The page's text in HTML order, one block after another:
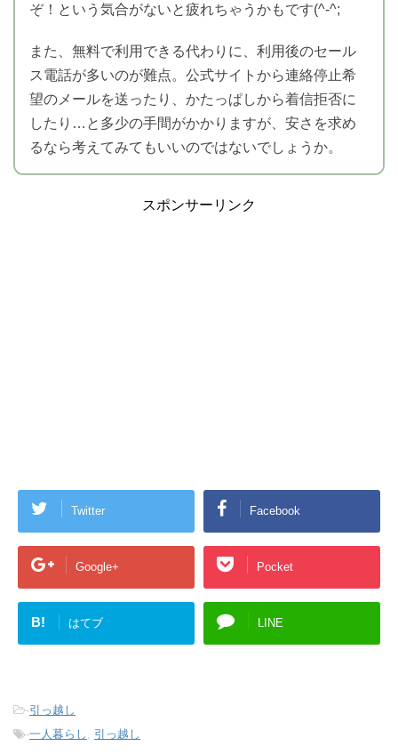
ぞ！という気合がないと疲れちゃうかもです(^-^;
また、無料で利用できる代わりに、利用後のセール
ス電話が多いのが難点。公式サイトから連絡停止希
望のメールを送ったり、かたっぱしから着信拒否に
したり…と多少の手間がかかりますが、安さを求め
るなら考えてみてもいいのではないでしょうか。
スポンサーリンク
Twitter Facebook
Google+ Pocket
B! はてブ LINE
-引っ越し
-一人暮らし 引っ越し